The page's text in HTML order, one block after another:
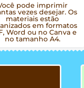
pode imprimir
vezes desejar. Os
materiais estão
em formatos
Word ou no Canva e
no tamanho A4.